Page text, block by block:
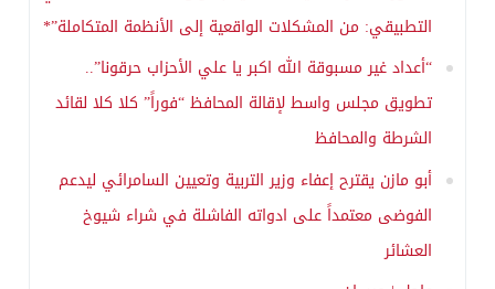
التطبيقي: من المشكلات الواقعية إلى الأنظمة المتكاملة”*
“أعداد غير مسبوقة الله اكبر يا علي الأحزاب حرقونا”..
تطويق مجلس واسط لإقالة المحافظ “فوراً” كلا كلا لقائد
الشرطة والمحافظ
أبو مازن يقترح إعفاء وزير التربية وتعيين السامرائي ليدعم
الفوضى معتمداً على ادواته الفاشلة في شراء شيوخ
العشائر